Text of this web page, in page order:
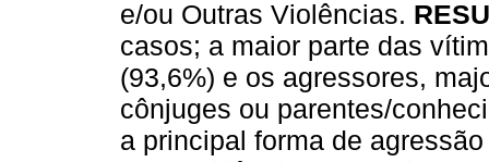
e/ou Outras Violências.
casos; a maior parte das
(93,6%) e os agressores,
cônjuges ou parentes/
a principal forma de